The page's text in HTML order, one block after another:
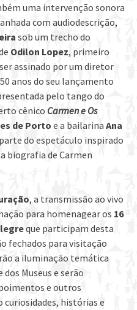
uma intervenção sonora
com audiodescrição,
sob um trecho do
Odilon Lopez, primeiro
assinado por um diretor
anos do seu lançamento
pelo tango do
cênico Carmen e Os
de Portoe a bailarina Ana
do espetáculo inspirado
biografia de Carmen
, a transmissão ao vivo
para homenagear os 16
que participam desta
fechados para visitação
a iluminação temática
Museus e serão
e outros
histórias e